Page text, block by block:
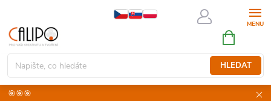
obsah
HLEDAT
NÁKUPNÍ
KOŠÍK
🎯🎯🎯